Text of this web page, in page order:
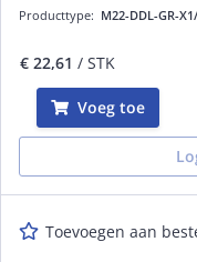
Producttype: M22-DDL-GR-
€ 22,61 / STK
Voeg toe
Toevoegen aan